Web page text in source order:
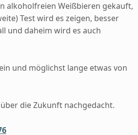
alkoholfreien Weißbieren gekauft,
Test wird es zeigen, besser
und daheim wird es auch
und möglichst lange etwas von
die Zukunft nachgedacht.